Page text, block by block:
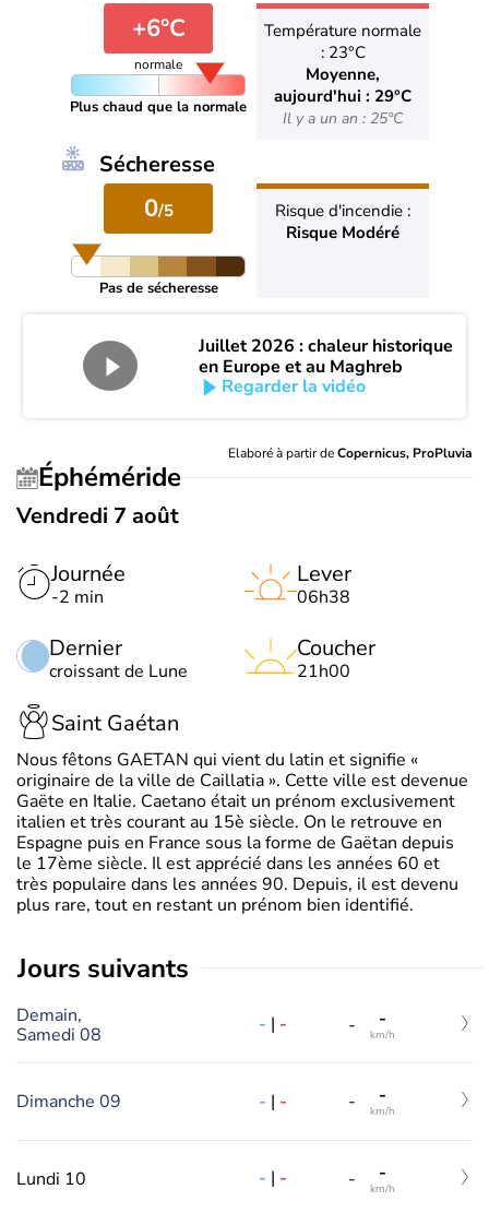
+6°C
normale
Plus chaud que la normale
Température normale
: 23°C
Moyenne,
aujourd'hui : 29°C
Il y a un an : 25°C
Sécheresse
0/5
Pas de sécheresse
Risque d'incendie :
Risque Modéré
Juillet 2026 : chaleur historique
en Europe et au Maghreb
Regarder la vidéo
Elaboré à partir deCopernicus, ProPluvia
Éphéméride
Vendredi 7 août
Journée
-2 min
Dernier
croissant de Lune
Lever
06h38
Coucher
21h00
Saint Gaétan
Nous fêtons GAETAN qui vient du latin et signifie «
originaire de la ville de Caillatia ». Cette ville est devenue
Gaëte en Italie. Caetano était un prénom exclusivement
italien et très courant au 15è siècle. On le retrouve en
Espagne puis en France sous la forme de Gaëtan depuis
le 17ème siècle. Il est apprécié dans les années 60 et
très populaire dans les années 90. Depuis, il est devenu
plus rare, tout en restant un prénom bien identifié.
jours suivants
Demain,
Samedi 08
- | - - -
km/h
Dimanche 09 - | - - -
km/h
Lundi 10 - | - - -
km/h